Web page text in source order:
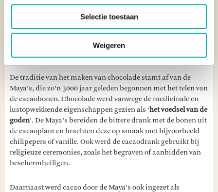
Selectie toestaan
Weigeren
5. CHOCOLA ALS HANDELSMIDDEL
De traditie van het maken van chocolade stamt af van de
Maya’s, die zo’n 3000 jaar geleden begonnen met het telen van
de cacaobonen. Chocolade werd vanwege de medicinale en
lustopwekkende eigenschappen gezien als ‘het voedsel van de
goden’. De Maya’s bereiden de bittere drank met de bonen uit
de cacaoplant en brachten deze op smaak met bijvoorbeeld
chilipepers of vanille. Ook werd de cacaodrank gebruikt bij
religieuze ceremonies, zoals het begraven of aanbidden van
beschermheiligen.
Daarnaast werd cacao door de Maya’s ook ingezet als